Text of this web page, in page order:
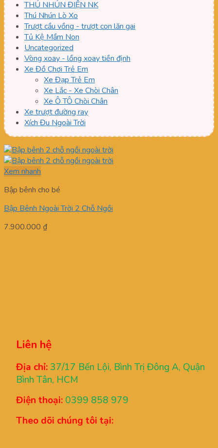
THÚ NHÚN ĐIỆN NK
Thú Nhún Lò Xo
Trượt cầu vồng - trượt con lăn gai
Tủ Kệ Mầm Non
Uncategorized
Vòng xoay - lồng xoay tiền định
Xe Đồ Chơi Trẻ Em
Xe Đạp Trẻ Em
Xe Lắc - Xe Chòi Chân
Xe Ô TÔ Chòi Chân
Xe trượt đường ray
Xích Đu Ngoài Trời
Xem nhanh
Bập bênh cho bé
Bập Bênh Ngoài Trời 2 Chỗ Ngồi
7.900.000 ₫
Liên hệ
Địa chỉ: 37/17 Bến Lội, Bình Trị Đông A, Quận
Bình Tân, HCM
Điện thoại: 0399 858 979
Theo dõi chúng tôi tại: